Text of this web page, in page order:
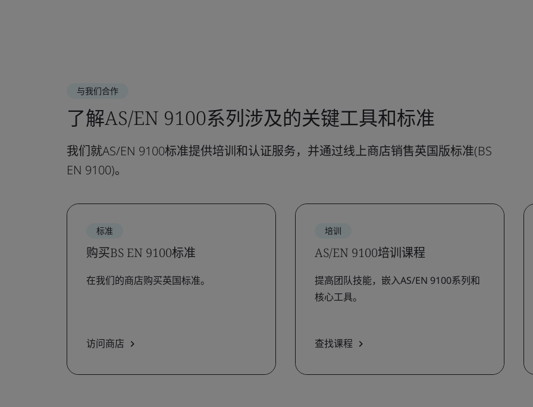
与我们合作
了解AS/EN 9100系列涉及的关键工具和标准
我们就AS/EN 9100标准提供培训和认证服务，并通过线上商店销售英国版标准(BS
EN 9100)。
标准
购买BS EN 9100标准
在我们的商店购买英国标准。
访问商店
培训
AS/EN 9100培训课程
提高团队技能，嵌入AS/EN 9100系列和
核心工具。
查找课程